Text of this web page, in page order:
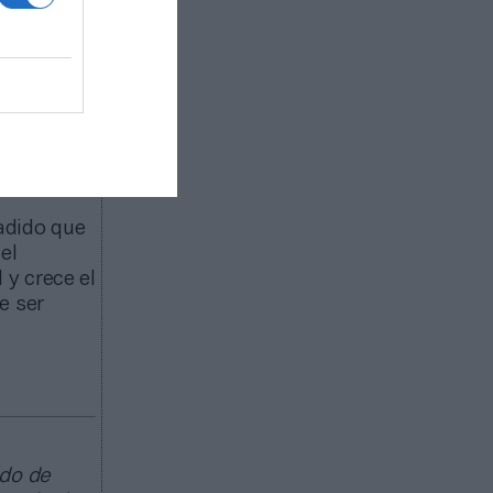
marca”.
que “a
de
que
crece el
ser
de